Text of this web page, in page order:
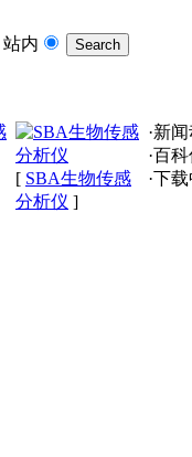
站内
[ SBA生物传感
分析仪 ]
·新
·百
·下